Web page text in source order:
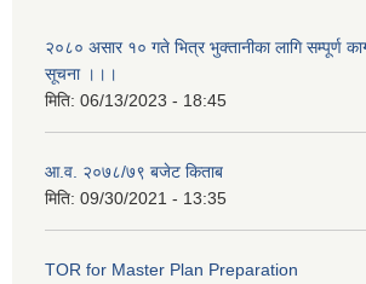
२०८० असार १० गते भित्र भुक्तानीका लागि सम्पूर्ण
सूचना ।।।
मिति: 06/13/2023 - 18:45
आ.व. २०७८/७९ बजेट किताब
मिति: 09/30/2021 - 13:35
TOR for Master Plan Preparation